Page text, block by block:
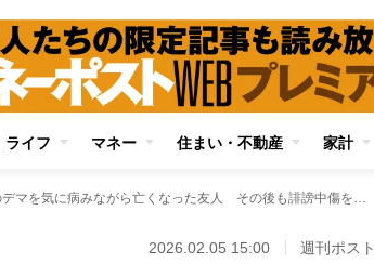
ライフ マネー 住まい・不動産 家計
【法律相談】ネット上のデマを気に病みながら亡くなった友人 その後も誹謗中傷を続ける加害者を名誉棄損で訴えることはできるのか？ 弁護士が解説
2026.02.05 15:00 週刊ポスト